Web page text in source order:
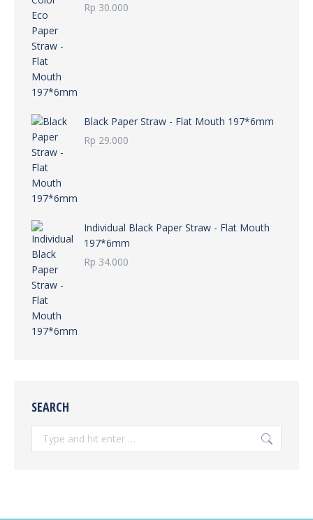
Rp 30.000
Black Paper Straw - Flat Mouth 197*6mm
Rp 29.000
Individual Black Paper Straw - Flat Mouth
197*6mm
Rp 34.000
SEARCH
Search: